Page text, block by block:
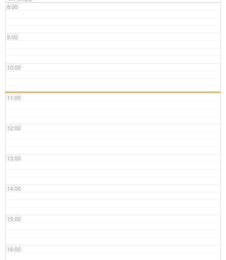
8:00
9:00
10:00
11:00
12:00
13:00
14:00
15:00
16:00